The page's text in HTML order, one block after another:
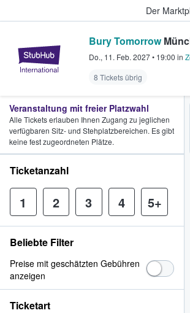
Der
StubHub - Wo
Bury Tomorrow
Do., 11. Feb. 2027• 19:00 in
8 Tickets übrig
Veranstaltung mit freier Platzwahl
Alle Tickets erlauben Ihnen Zugang zu jeglichen
verfügbaren Sitz- und Stehplatzbereichen. Es gibt
keine fest zugeordneten Plätze.
Ticketanzahl
1 2 3 4 5+
Beliebte Filter
Preise mit geschätzten Gebühren
anzeigen
Ticketart